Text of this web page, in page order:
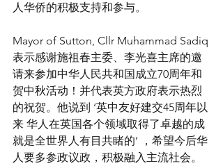
人华侨的积极支持和参与。
Mayor of Sutton, Cllr Muhammad Sadiq
表示感谢施祖春主委、李光喜主席的邀
请来参加中华人民共和国成立70周年和
贺中秋活动！并代表英方政府表示热烈
的祝贺。他说到 ‘英中友好建交45周年以
来 华人在英国各个领域取得了卓越的成
就是全世界人有目共睹的’ ，希望今后华
人要多参政议政，积极融入主流社会。